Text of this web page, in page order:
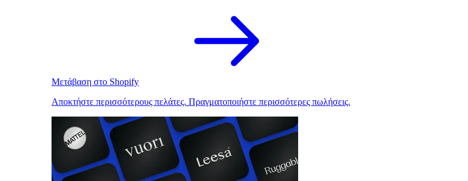
Μετάβαση στο Shopify
Αποκτήστε περισσότερους πελάτες. Πραγματοποιήστε περισσότερες πωλήσεις.